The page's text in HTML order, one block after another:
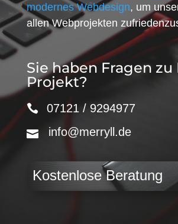
modernes Webdesign, um
allen Webprojekten
Sie haben Fragen zu
Projekt?
07121 / 9294977
info@merryll.de
Kostenlose Beratung